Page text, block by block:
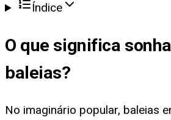
Índice
O que significa
baleias?
No imaginário popular, baleias